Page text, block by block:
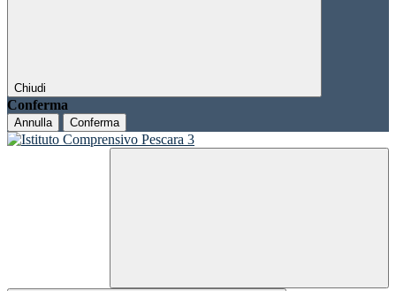
Chiudi
Conferma
Annulla Conferma